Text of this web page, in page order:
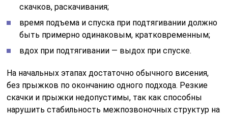
скачков, раскачивания;
время подъема и спуска при подтягивании должно
быть примерно одинаковым, кратковременным;
вдох при подтягивании — выдох при спуске.
На начальных этапах достаточно обычного висения,
без прыжков по окончанию одного подхода. Резкие
скачки и прыжки недопустимы, так как способны
нарушить стабильность межпозвоночных структур на